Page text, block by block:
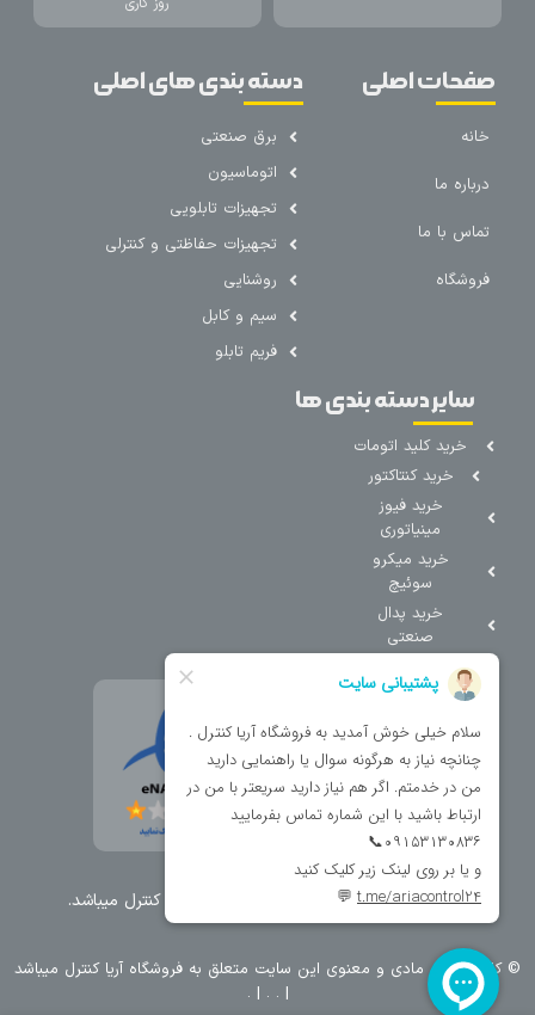
صفحات اصلی
خانه
درباره ما
تماس با ما
فروشگاه
دسته بندی های اصلی
برق صنعتی
اتوماسیون
تجهیزات تابلویی
تجهیزات حفاظتی و کنترلی
روشنایی
سیم و کابل
فریم تابلو
سایر دسته بندی ها
خرید کلید اتومات
خرید کنتاکتور
خرید فیوز
مینیاتوری
خرید میکرو
سوئیچ
خرید پدال
صنعتی
تمامی حقوق مطالب و سایت نزد شرکت اریا کنترل میباشد.
© کليه حقوق مادی و معنوی اين سايت متعلق به فروشگاه آریا کنترل ميباشد
|
. .
| .